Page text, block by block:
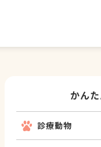
かん
診療動物